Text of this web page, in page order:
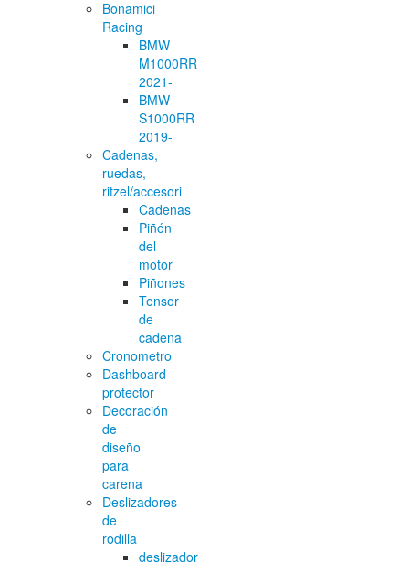
Bonamici
Racing
BMW
M1000RR
2021-
BMW
S1000RR
2019-
Cadenas,
ruedas,-
ritzel/accesori
Cadenas
Piñón
del
motor
Piñones
Tensor
de
cadena
Cronometro
Dashboard
protector
Decoración
de
diseño
para
carena
Deslizadores
de
rodilla
deslizador